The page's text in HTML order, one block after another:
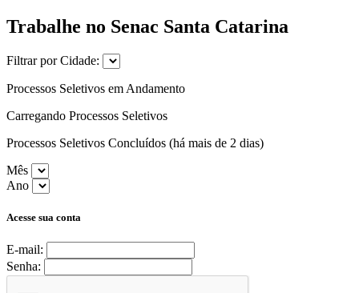
Trabalhe no Senac Santa Catarina
Filtrar por Cidade:
Processos Seletivos em Andamento
Carregando Processos Seletivos
Processos Seletivos Concluídos (há mais de 2 dias)
Mês
Ano
Acesse sua conta
E-mail:
Senha: